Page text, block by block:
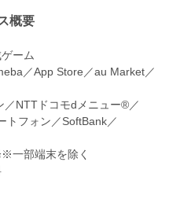
概要
ーム
／App Store／au Market／
／NTTドコモdメニュー®／
トフォン／SoftBank／
一部端末を除く